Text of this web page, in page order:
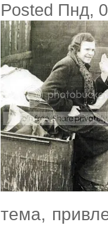
Posted Пнд,
тема,